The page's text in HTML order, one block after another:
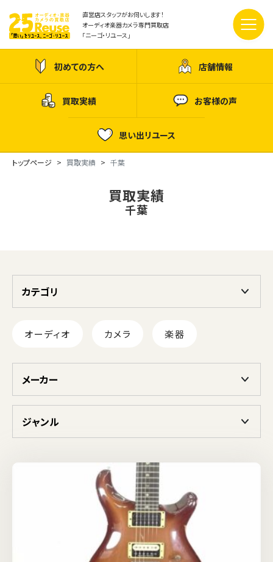
直営店スタッフがお伺いします！
オーディオ楽器カメラ専門買取店
「ニーゴ・リユース」
初めての方へ 店舗情報
買取実績 お客様の声
思い出リユース
トップページ 買取実績 千葉
買取実績
千葉
カテゴリ
オーディオ カメラ 楽器
メーカー
ジャンル